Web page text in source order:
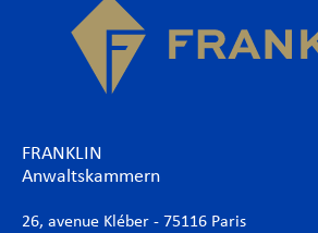
FRANKLIN
Anwaltskammern
26, avenue Kléber - 75116 Paris